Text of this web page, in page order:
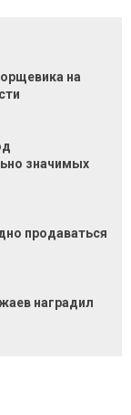
на
значимых
продаваться
наградил